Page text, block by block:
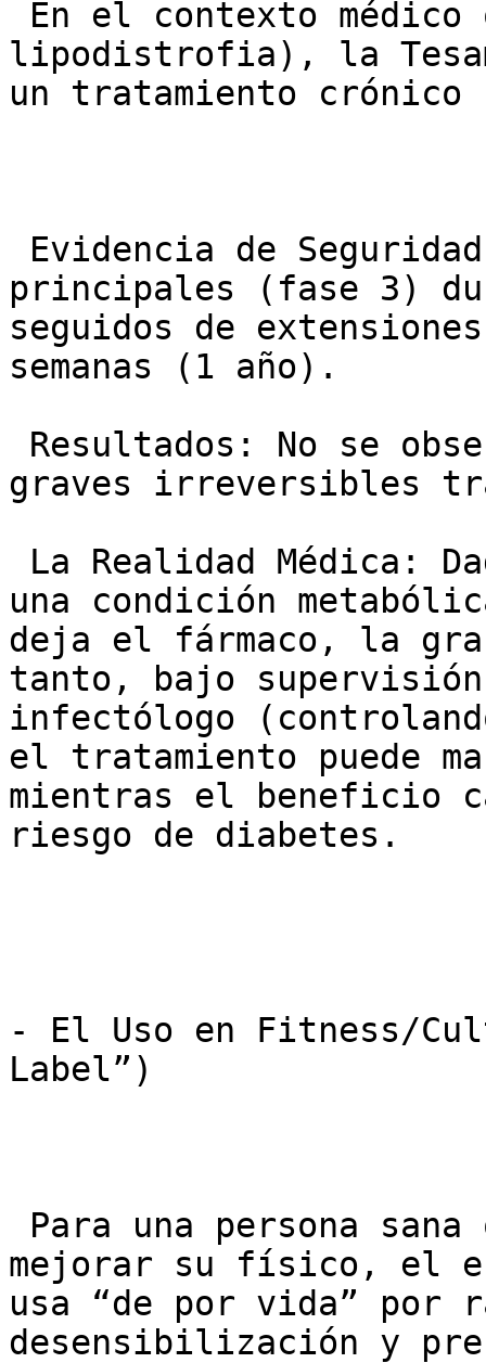
lipodistrofia), la
un tratamiento
principales (fase 3)
seguidos de
semanas (1 año).
graves irreversibles
una condición
deja el fármaco, la
tanto, bajo
infectólogo
el tratamiento puede
mientras el beneficio
riesgo de diabetes.
- El Uso en Fitness/
Label”)
mejorar su físico, el
usa “de por vida” por
desensibilización y